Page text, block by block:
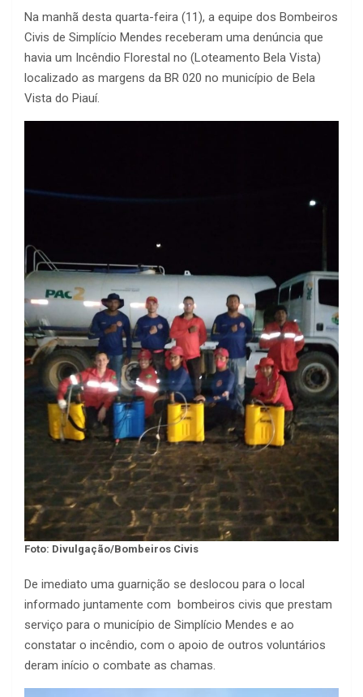
Na manhã desta quarta-feira (11), a equipe dos Bombeiros
Civis de Simplício Mendes receberam uma denúncia que
havia um Incêndio Florestal no (Loteamento Bela Vista)
localizado as margens da BR 020 no município de Bela
Vista do Piauí.
Foto: Divulgação/Bombeiros Civis
De imediato uma guarnição se deslocou para o local
informado juntamente com bombeiros civis que prestam
serviço para o município de Simplício Mendes e ao
constatar o incêndio, com o apoio de outros voluntários
deram início o combate as chamas.